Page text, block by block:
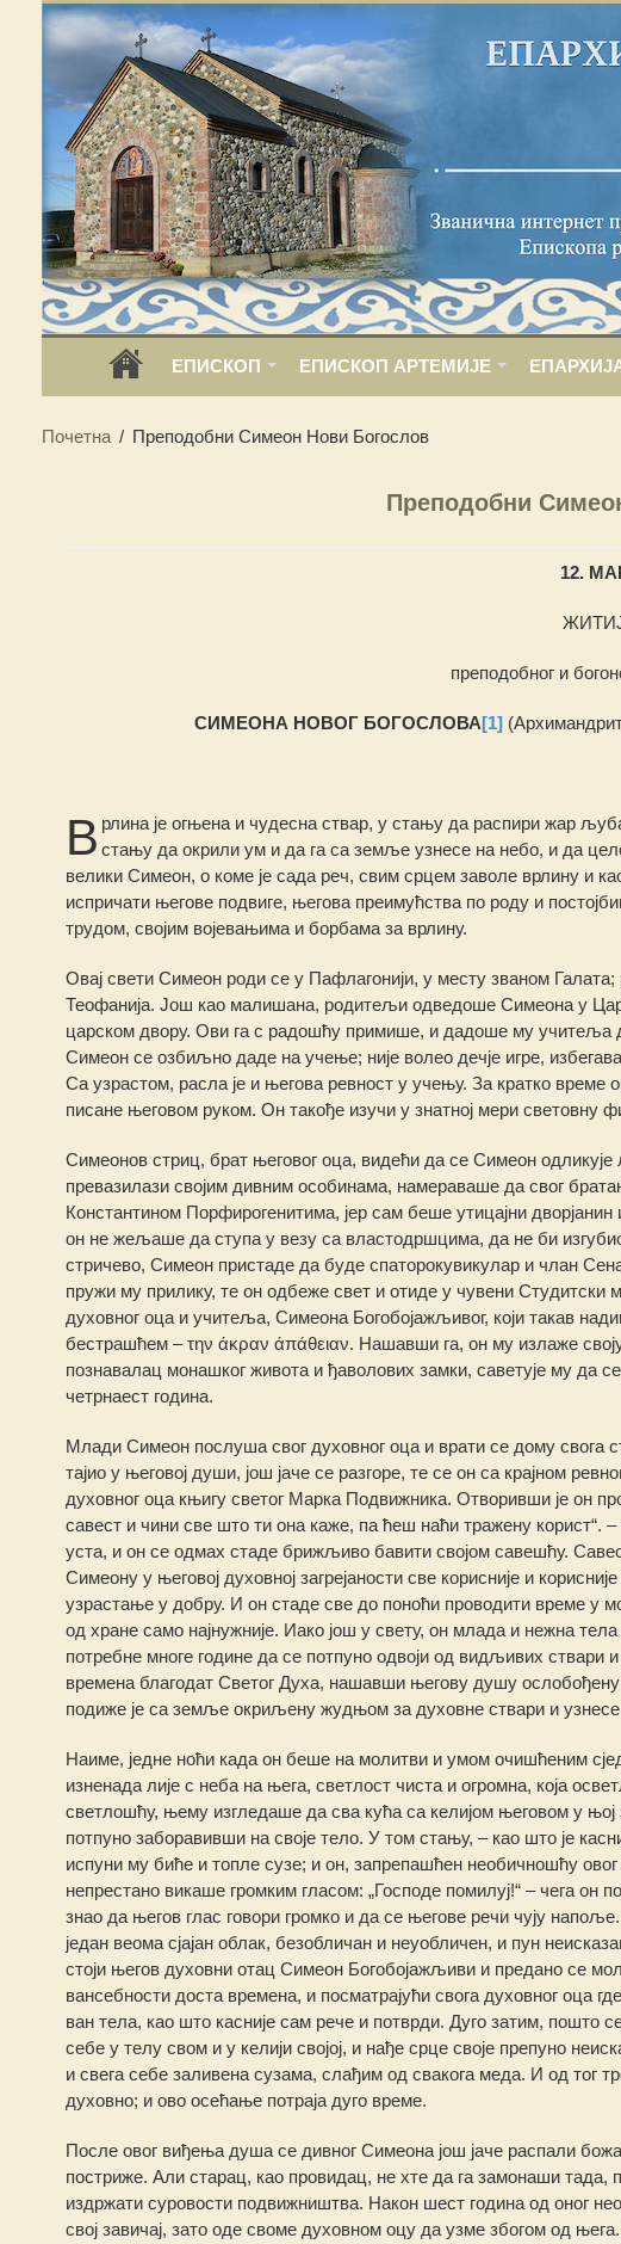
ЕПИСКОП ЕПИСКОП АРТЕМИЈЕ
Почетна / Преподобни Симеон Нови Богослов
Преподобни
12.
преподобног и
СИМЕОНА НОВОГ БОГОСЛОВА[1]
В рлина је огњена и чудесна ствар, у стању да распири жар
стању да окрили ум и да га са земље узнесе на небо, и да
велики Симеон, о коме је сада реч, свим срцем заволе врлину и
испричати његове подвиге, његова преимућства по роду и
трудом, својим војевањима и борбама за врлину.
Овај свети Симеон роди се у Пафлагонији, у месту званом
Теофанија. Још као малишана, родитељи одведоше Симеона у
царском двору. Ови га с радошћу примише, и дадоше му учитеља
Симеон се озбиљно даде на учење; није волео дечје игре,
Са узрастом, расла је и његова ревност у учењу. За кратко време
писане његовом руком. Он такође изучи у знатној мери световну
Симеонов стриц, брат његовог оца, видећи да се Симеон
превазилази својим дивним особинама, намераваше да свог
Константином Порфирогенитима, јер сам беше утицајни
он не жељаше да ступа у везу са властодршцима, да не би
стричево, Симеон пристаде да буде спаторокувикулар и члан
пружи му прилику, те он одбеже свет и отиде у чувени Студитски
духовног оца и учитеља, Симеона Богобојажљивог, који такав
бестрашћем – την άκραν άπάθειαν. Нашавши га, он му излаже
познавалац монашког живота и ђаволових замки, саветује му да
четрнаест година.
Млади Симеон послуша свог духовног оца и врати се дому
тајио у његовој души, још јаче се разгоре, те се он са крајном
духовног оца књигу светог Марка Подвижника. Отворивши је он
савест и чини све што ти она каже, па ћеш наћи тражену корист“.
уста, и он се одмах стаде брижљиво бавити својом савешћу.
Симеону у његовој духовној загрејаности све корисније и
узрастање у добру. И он стаде све до поноћи проводити време
од хране само најнужније. Иако још у свету, он млада и нежна
потребне многе године да се потпуно одвоји од видљивих
времена благодат Светог Духа, нашавши његову душу
подиже је са земље окриљену жудњом за духовне ствари и
Наиме, једне ноћи када он беше на молитви и умом очишћеним
изненада лије с неба на њега, светлост чиста и огромна, која
светлошћу, њему изгледаше да сва кућа са келијом његовом у
потпуно заборавивши на своје тело. У том стању, – као што је
испуни му биће и топле сузе; и он, запрепашћен необичношћу
непрестано викаше громким гласом: „Господе помилуј!“ – чега он
знао да његов глас говори громко и да се његове речи чују
један веома сјајан облак, безобличан и неуобличен, и пун
стоји његов духовни отац Симеон Богобојажљиви и предано се
вансебности доста времена, и посматрајући свога духовног оца
ван тела, као што касније сам рече и потврди. Дуго затим, пошто
себе у телу свом и у келији својој, и нађе срце своје препуно
и свега себе заливена сузама, слађим од свакога меда. И од тог
духовно; и ово осећање потраја дуго време.
После овог виђења душа се дивног Симеона још јаче распали
постриже. Али старац, као провидац, не хте да га замонаши
издржати суровости подвижништва. Након шест година од оног
свој завичај, зато оде своме духовном оцу да узме збогом од